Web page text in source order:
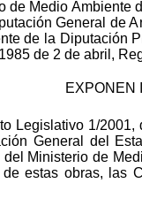
Medio
General de
de la Diputación
de 2 de abril,
EXPONEN I
Legislativo 1/
General del
Ministerio de
estas obras, las